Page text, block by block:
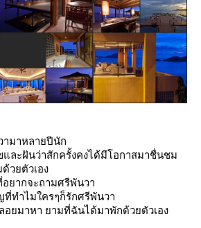
ามาหลายปีนัก
ละฝันว่าสักครั้งคงได้มีโอกาสมาชื่นชม
วยตัวเอง
ยากจะถามศรีพันวา
ทำไมใครๆก็รักศรีพันวา
ยมาหา ยามที่ฉันได้มาพักด้วยตัวเอง